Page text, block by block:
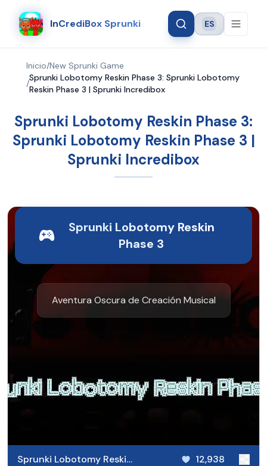
InCrediBox Sprunki Language
ES
Inicio/New Sprunki Game
/
Sprunki Lobotomy Reskin Phase 3: Sprunki Lobotomy
Reskin Phase 3 | Sprunki Incredibox
Sprunki Lobotomy Reskin Phase 3:
Sprunki Lobotomy Reskin Phase 3 |
Sprunki Incredibox
Sprunki Lobotomy Reskin
Phase 3
Aventura Oscura de Creación Musical
Sprunki Lobotomy Reskin
12,938